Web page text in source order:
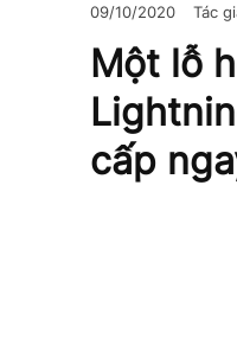
09/10/2020 Tác
Một lỗ
cấp